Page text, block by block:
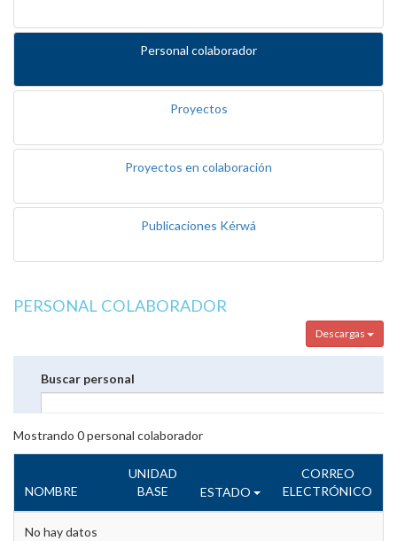
Personal colaborador
Proyectos
Proyectos en colaboración
Publicaciones Kérwá
PERSONAL COLABORADOR
Descargas
Buscar personal
Mostrando 0personal colaborador
NOMBRE
UNIDAD
BASE
ESTADO
CORREO
ELECTRÓNICO
No hay datos